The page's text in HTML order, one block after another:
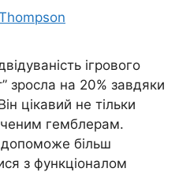
ігрового
зросла на 20% завдяки
цікавий не тільки
гемблерам.
більш
з функціоналом